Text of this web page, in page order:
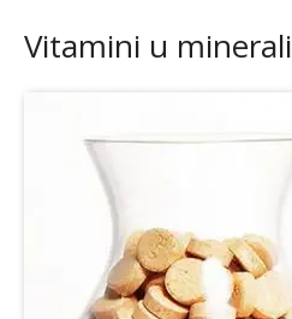
Vitamini u minerali